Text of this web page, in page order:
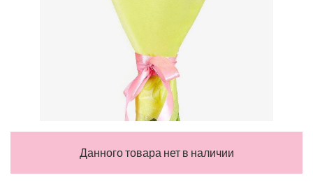
Данного товара нет в наличии